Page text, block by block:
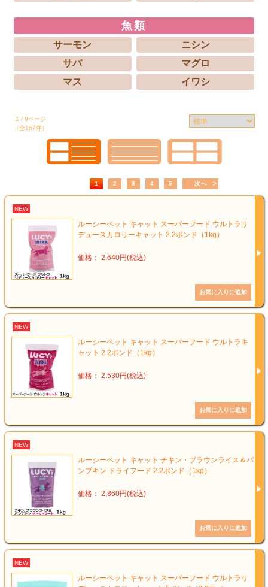
魚類
サーモン
ニシン
サバ
マグロ
マス
イワシ
1 / 9ページ
（全167件）
1 2 3 4 5 次へ
NEW
ルーシーペット キャット スーパーフード ウルトラリ
デュースカロリーキャット 2.2ポンド（1kg）
価格： 2,640円(税込)
NEW
ルーシーペット キャット スーパーフード ウルトラキ
ャット 2.2ポンド（1kg）
価格： 2,530円(税込)
NEW
ルーシーペット キャット チキン・ブラウンライス＆パ
ンプキン ドライフード 2.2ポンド（1kg）
価格： 2,860円(税込)
NEW
ルーシーペット キャット スーパーフード ウルトラリ